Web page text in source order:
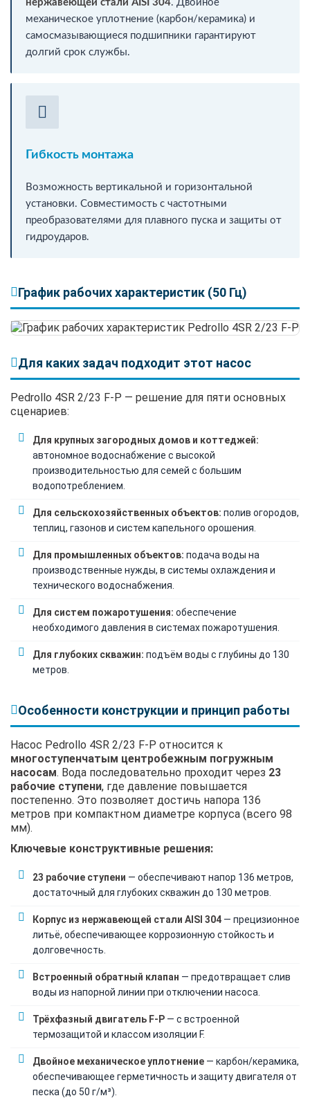
нержавеющей стали AISI 304. Двойное
механическое уплотнение (карбон/керамика) и
самосмазывающиеся подшипники гарантируют
долгий срок службы.
Гибкость монтажа
Возможность вертикальной и горизонтальной
установки. Совместимость с частотными
преобразователями для плавного пуска и защиты от
гидроударов.
График рабочих характеристик (50 Гц)
Для каких задач подходит этот насос
Pedrollo 4SR 2/23 F-P — решение для пяти основных
сценариев:
Для крупных загородных домов и коттеджей:
автономное водоснабжение с высокой
производительностью для семей с большим
водопотреблением.
Для сельскохозяйственных объектов: полив огородов,
теплиц, газонов и систем капельного орошения.
Для промышленных объектов: подача воды на
производственные нужды, в системы охлаждения и
технического водоснабжения.
Для систем пожаротушения: обеспечение
необходимого давления в системах пожаротушения.
Для глубоких скважин: подъём воды с глубины до 130
метров.
Особенности конструкции и принцип работы
Насос Pedrollo 4SR 2/23 F-P относится к
многоступенчатым центробежным погружным
насосам. Вода последовательно проходит через 23
рабочие ступени, где давление повышается
постепенно. Это позволяет достичь напора 136
метров при компактном диаметре корпуса (всего 98
мм).
Ключевые конструктивные решения:
23 рабочие ступени — обеспечивают напор 136 метров,
достаточный для глубоких скважин до 130 метров.
Корпус из нержавеющей стали AISI 304 — прецизионное
литьё, обеспечивающее коррозионную стойкость и
долговечность.
Встроенный обратный клапан — предотвращает слив
воды из напорной линии при отключении насоса.
Трёхфазный двигатель F-P — с встроенной
термозащитой и классом изоляции F.
Двойное механическое уплотнение — карбон/керамика,
обеспечивающее герметичность и защиту двигателя от
песка (до 50 г/м³).